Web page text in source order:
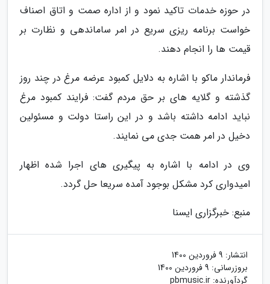
در حوزه خدمات تاکید نمود و از اداره صمت و اتاق اصناف
خواست برنامه ریزی سریع در امر ساماندهی و نظارت بر
قیمت ها را انجام دهند.
فرماندار ماکو با اشاره به دلایل کمبود عرضه مرغ در چند روز
گذشته و گلایه های بر حق مردم گفت: فرایند کمبود مرغ
نباید ادامه داشته باشد و در این راستا دولت و مسئولین
دخیل در امر همت جدی می نمایند.
وی در ادامه با اشاره به پیگیری های اجرا شده اظهار
امیدواری کرد مشکل بوجود آمده سریعا حل گردد.
منبع: خبرگزاری ایسنا
انتشار: 9 فروردین 1400
بروزرسانی: 9 فروردین 1400
گردآورنده: pbmusic.ir